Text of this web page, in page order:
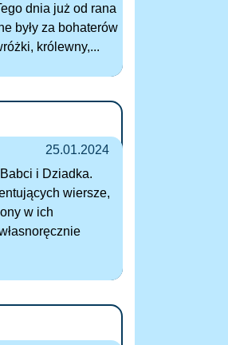
dnia już od rana
były za bohaterów
królewny,...
25.01.2024
i Dziadka.
wiersze,
w ich